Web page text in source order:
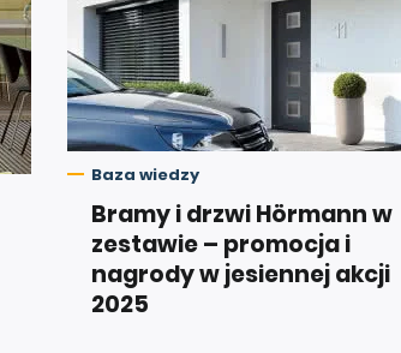
Baza wiedzy
Bramy i drzwi Hörmann w
zestawie – promocja i
nagrody w jesiennej akcji
2025